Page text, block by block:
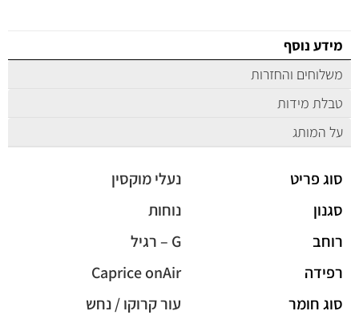
מידע נוסף
משלוחים והחזרות
טבלת מידות
על המותג
סוג פריט
נעלי מוקסין
סגנון
נוחות
רוחב
G – רגיל
רפידה
Caprice onAir
סוג חומר
עור קרוקו / נחש